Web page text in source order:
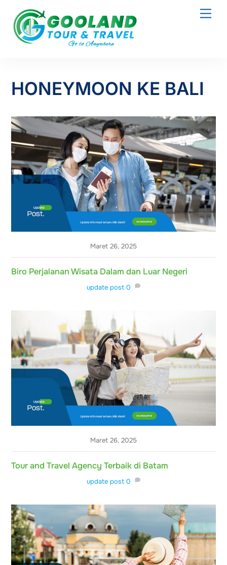
content
HONEYMOON KE BALI
Maret 26, 2025
Biro Perjalanan Wisata Dalam dan Luar Negeri
update post 0
Maret 26, 2025
Tour and Travel Agency Terbaik di Batam
update post 0